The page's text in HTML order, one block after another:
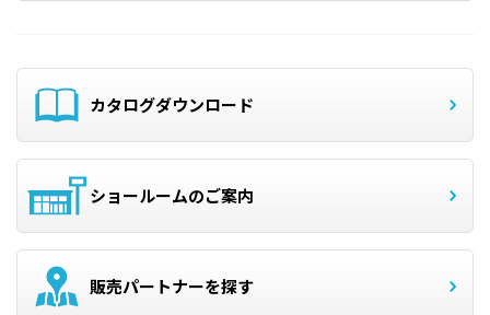
カタログダウンロード
ショールームのご案内
販売パートナーを探す